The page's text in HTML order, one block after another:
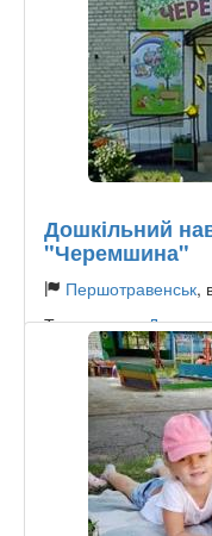
Дошкільний
"Черемшина"
Першотравенськ,
Тип садочку: